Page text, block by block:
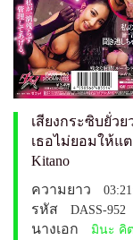
เสียงกระซิบยั่ว
เธอไม่ยอมให้แต
Kitano
ความยาว
รหัส DASS-952
นางเอก มินะ คิ